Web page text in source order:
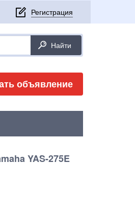
объявление
YAS-275E